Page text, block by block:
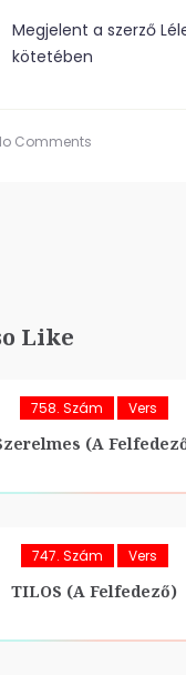
Megjelent a szerző
kötetében
Comments
Like
758. Szám Vers
(A
747. Szám Vers
TILOS (A Felfedező)